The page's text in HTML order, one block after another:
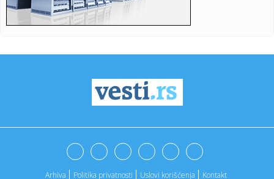
16:52:Saobraćajni kolaps u Banjaluci: Za nekoliko kilometara
treba 45 ...
EIB odobrila kredit od 100 miliona evra Rumuniji
Premijerligaška "bomba": Siti našao zamenu za Rodrija u
redovim...
Arhiva Politika privatnosti Uslovi korišćenja Kontakt